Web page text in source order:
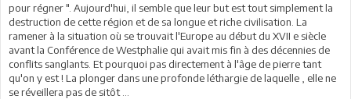
pour régner ". Aujourd'hui, il semble que leur but est tout simplement la
destruction de cette région et de sa longue et riche civilisation. La
ramener à la situation où se trouvait l'Europe au début du XVII e siècle
avant la Conférence de Westphalie qui avait mis fin à des décennies de
conflits sanglants. Et pourquoi pas directement à l'âge de pierre tant
qu'on y est ! La plonger dans une profonde léthargie de laquelle , elle ne
se réveillera pas de sitôt ...